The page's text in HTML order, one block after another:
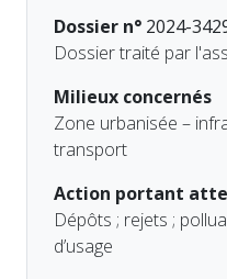
Dossier n° 2024-
Dossier traité par
Milieux concernés
Zone urbanisée –
transport
Action portant
Dépôts ; rejets ;
d’usage